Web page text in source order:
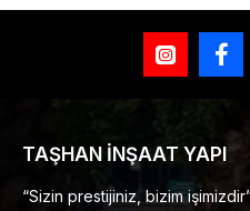
TAŞHAN İNŞAAT YAPI
“Sizin prestijiniz, bizim